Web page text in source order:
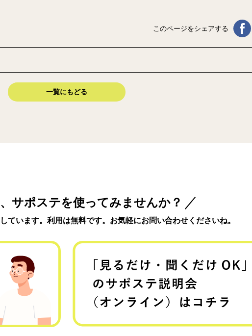
このページをシェアする
一覧にもどる
サポステを使ってみませんか？
ています。利用は無料です。お気軽にお問い合わせくださいね。